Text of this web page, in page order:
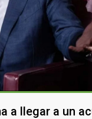
a llegar a un